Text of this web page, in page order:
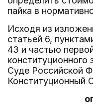
пайка в
Исходя из
статьей 6,
43 и частью
Суде Российской
Конституционный